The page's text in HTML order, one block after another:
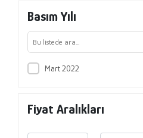
Basım Yılı
Mart 2022
Fiyat Aralıkları